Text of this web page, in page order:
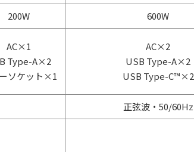
200W 600W
AC×1
Type-A×2
ソケット×1
AC×2
USB Type-A×2
USB Type-C™×2
正弦波・50/60Hz